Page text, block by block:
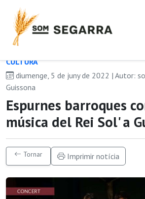
CULTURA
diumenge, 5 de juny de 2022 | Autor:
Guissona
Espurnes barroques
música del Rei Sol' a
Tornar Imprimir notícia